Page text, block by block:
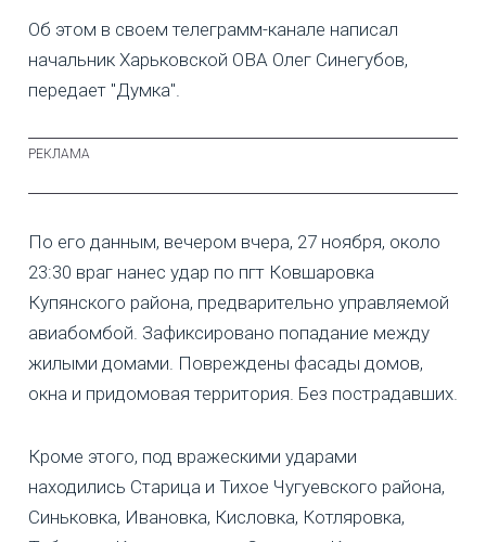
Об этом в своем телеграмм-канале написал
начальник Харьковской ОВА Олег Синегубов,
передает "Думка".
По его данным, вечером вчера, 27 ноября, около
23:30 враг нанес удар по пгт Ковшаровка
Купянского района, предварительно управляемой
авиабомбой. Зафиксировано попадание между
жилыми домами. Повреждены фасады домов,
окна и придомовая территория. Без пострадавших.
Кроме этого, под вражескими ударами
находились Старица и Тихое Чугуевского района,
Синьковка, Ивановка, Кисловка, Котляровка,